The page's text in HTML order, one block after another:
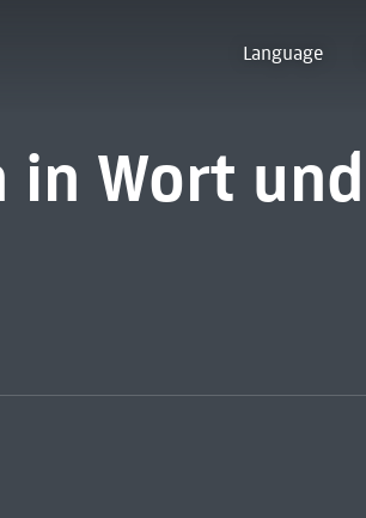
Language
Wort und